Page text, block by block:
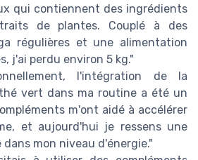
qui contiennent des ingrédients
de plantes. Couplé à des
régulières et une alimentation
j'ai perdu environ 5 kg."
l'intégration de la
vert dans ma routine a été un
m'ont aidé à accélérer
et aujourd'hui je ressens une
mon niveau d'énergie."